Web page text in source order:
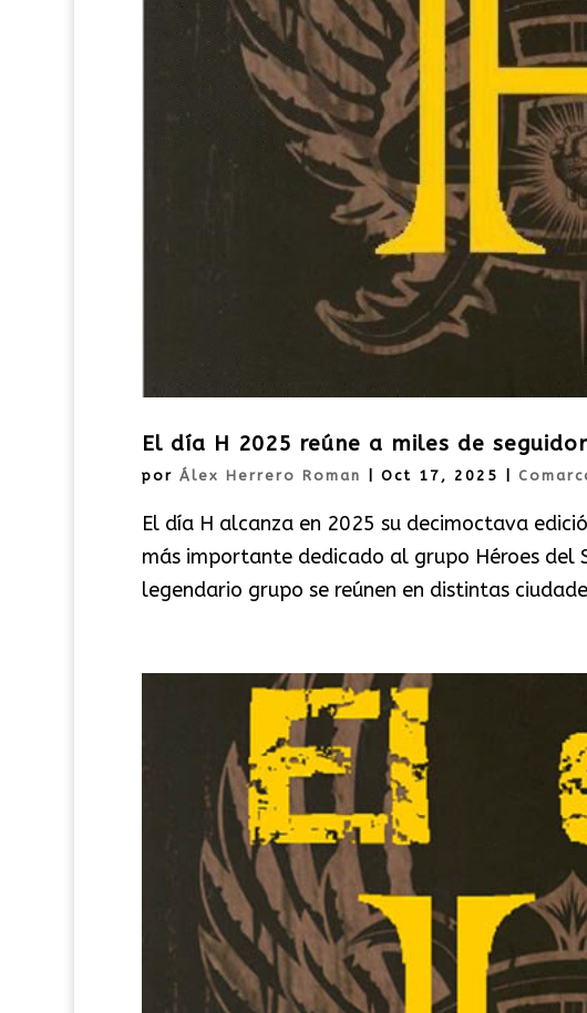
El día H 2025 reúne a miles de
por Álex Herrero Roman Oct 17, 2025
El día H alcanza en 2025 su decimoctava
más importante dedicado al grupo Héroes del
legendario grupo se reúnen en distintas